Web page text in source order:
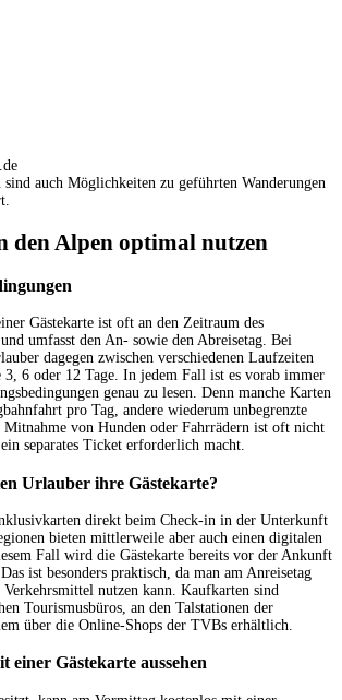
sind auch Möglichkeiten zu geführten Wanderungen
den Alpen optimal nutzen
Gästekarte ist oft an den Zeitraum des
umfasst den An- sowie den Abreisetag. Bei
dagegen zwischen verschiedenen Laufzeiten
3, 6 oder 12 Tage. In jedem Fall ist es vorab immer
genau zu lesen. Denn manche Karten
pro Tag, andere wiederum unbegrenzte
Mitnahme von Hunden oder Fahrrädern ist oft nicht
separates Ticket erforderlich macht.
Urlauber ihre Gästekarte?
direkt beim Check-in in der Unterkunft
bieten mittlerweile aber auch einen digitalen
Fall wird die Gästekarte bereits vor der Ankunft
ist besonders praktisch, da man am Anreisetag
nutzen kann. Kaufkarten sind
Tourismusbüros, an den Talstationen der
über die Online-Shops der TVBs erhältlich.
einer Gästekarte aussehen